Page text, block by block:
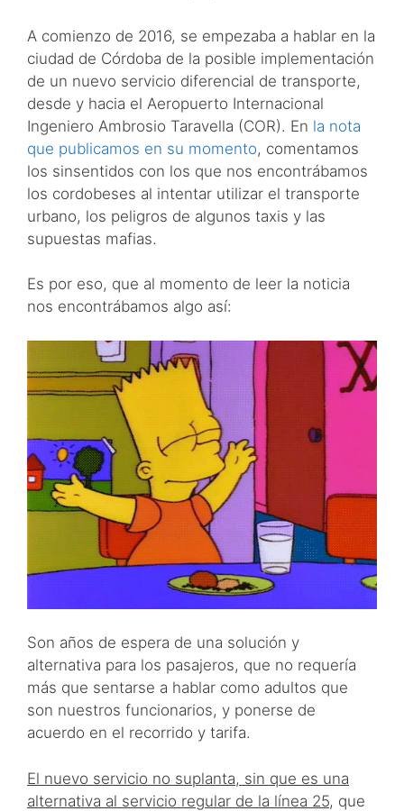
A comienzo de 2016, se empezaba a hablar en la
ciudad de Córdoba de la posible implementación
de un nuevo servicio diferencial de transporte,
desde y hacia el Aeropuerto Internacional
Ingeniero Ambrosio Taravella (COR). En la nota
que publicamos en su momento, comentamos
los sinsentidos con los que nos encontrábamos
los cordobeses al intentar utilizar el transporte
urbano, los peligros de algunos taxis y las
supuestas mafias.
Es por eso, que al momento de leer la noticia
nos encontrábamos algo así:
Son años de espera de una solución y
alternativa para los pasajeros, que no requería
más que sentarse a hablar como adultos que
son nuestros funcionarios, y ponerse de
acuerdo en el recorrido y tarifa.
El nuevo servicio no suplanta, sin que es una
alternativa al servicio regular de la línea 25, que